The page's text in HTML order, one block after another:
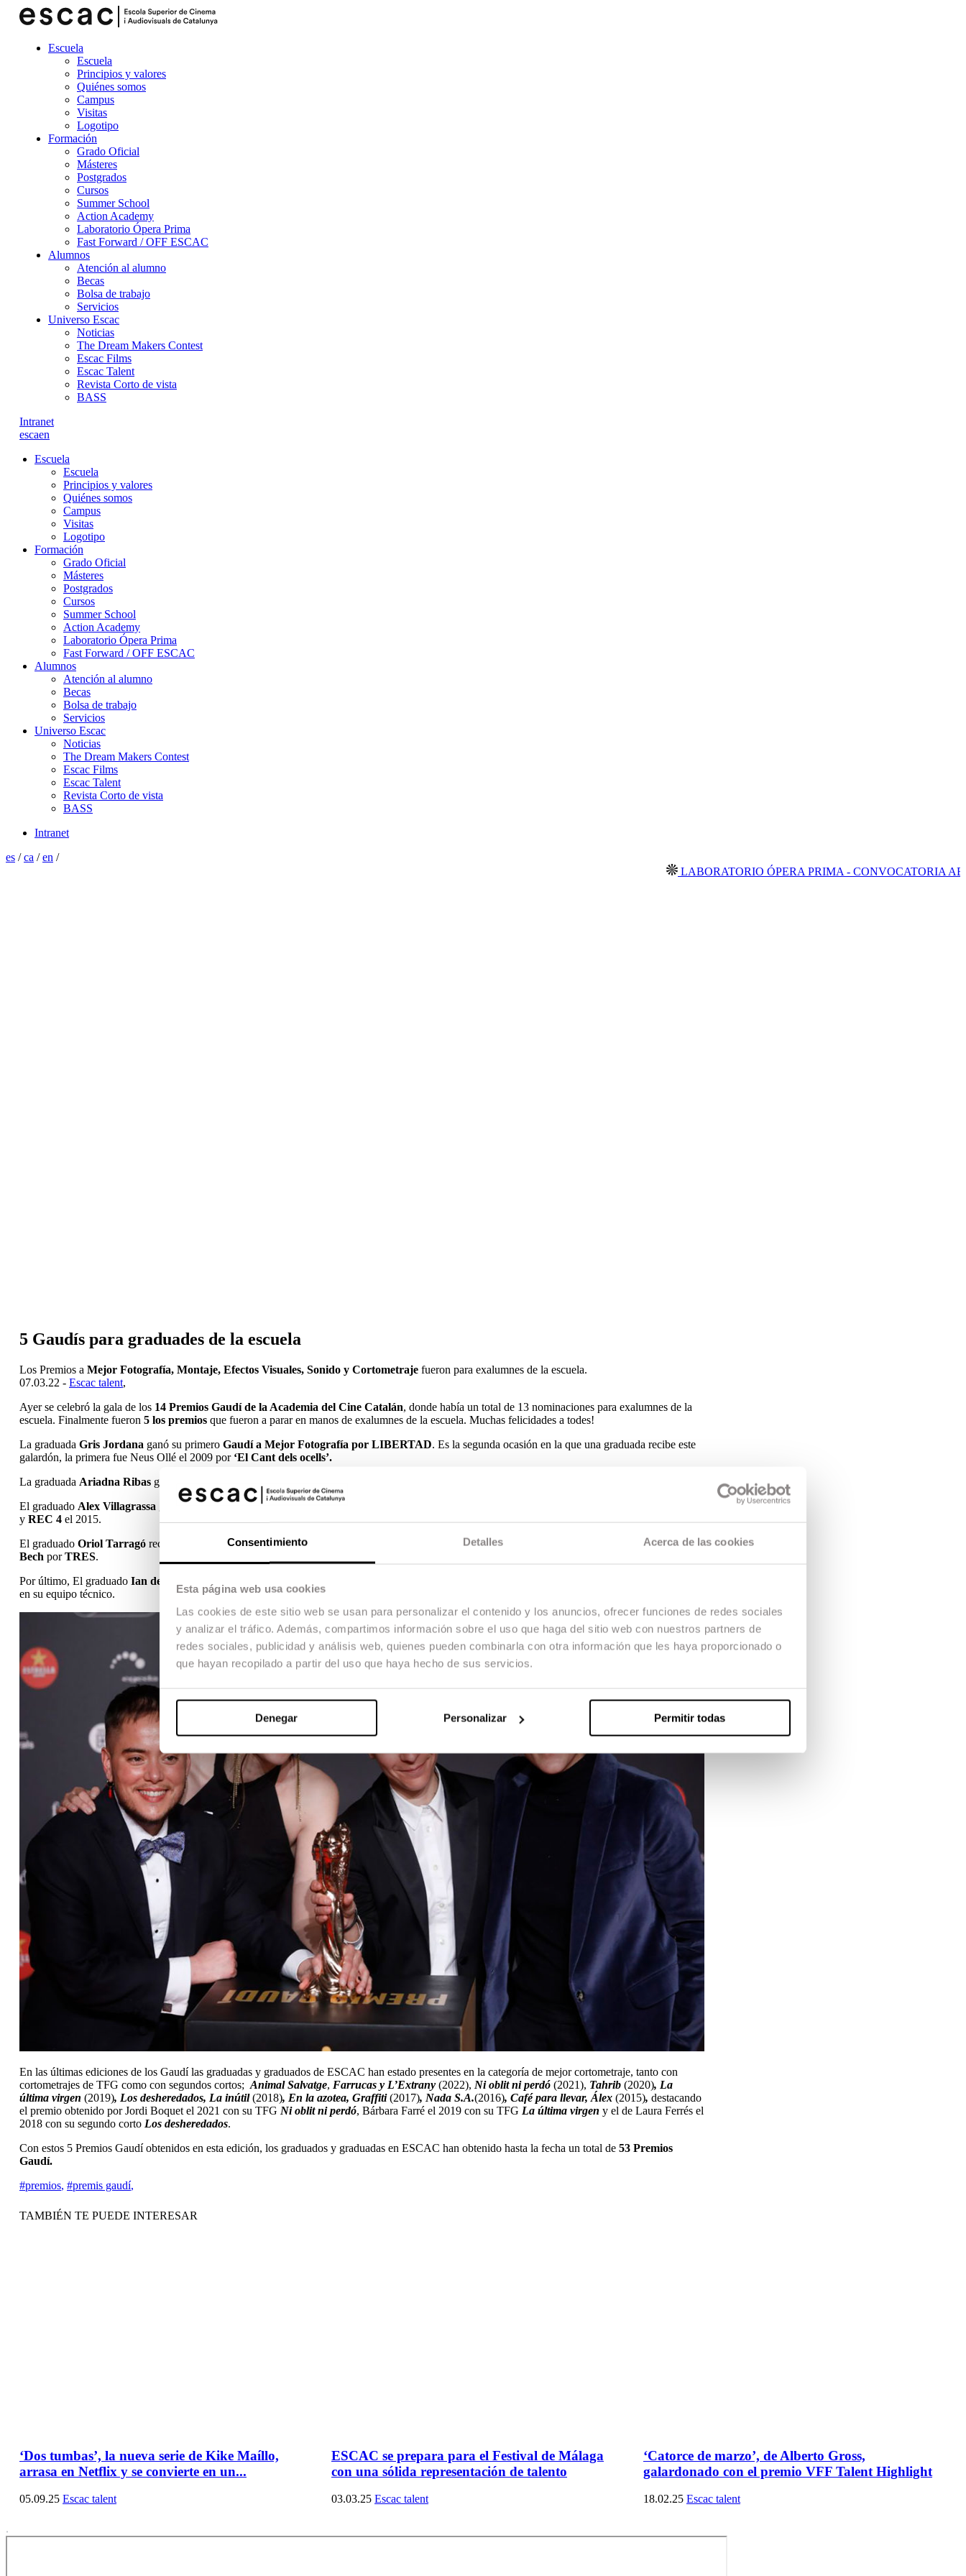
Consentimiento Detalles Acerca de las cookies
Esta página web usa cookies
Las cookies de este sitio web se usan para personalizar el contenido y los anuncios, ofrecer funciones de redes sociales
y analizar el tráfico. Además, compartimos información sobre el uso que haga del sitio web con nuestros partners de
redes sociales, publicidad y análisis web, quienes pueden combinarla con otra información que les haya proporcionado o
que hayan recopilado a partir del uso que haya hecho de sus servicios.
Denegar Personalizar Permitir todas
Escuela
Escuela
Principios y valores
Quiénes somos
Campus
Visitas
Logotipo
Formación
Grado Oficial
Másteres
Postgrados
Cursos
Summer School
Action Academy
Laboratorio Ópera Prima
Fast Forward / OFF ESCAC
Alumnos
Atención al alumno
Becas
Bolsa de trabajo
Servicios
Universo Escac
Noticias
The Dream Makers Contest
Escac Films
Escac Talent
Revista Corto de vista
BASS
Intranet
escaen
Escuela
Escuela
Principios y valores
Quiénes somos
Campus
Visitas
Logotipo
Formación
Grado Oficial
Másteres
Postgrados
Cursos
Summer School
Action Academy
Laboratorio Ópera Prima
Fast Forward / OFF ESCAC
Alumnos
Atención al alumno
Becas
Bolsa de trabajo
Servicios
Universo Escac
Noticias
The Dream Makers Contest
Escac Films
Escac Talent
Revista Corto de vista
BASS
Intranet
es /ca /en /
LABORATORIO ÓPERA PRIMA - CONVOCATORIA ABIERTA
5 Gaudís para graduades de la escuela
Los Premios a Mejor Fotografía, Montaje, Efectos Visuales, Sonido y Cortometraje fueron para exalumnes de la escuela.
07.03.22 - Escac talent,
Ayer se celebró la gala de los 14 Premios Gaudí de la Academia del Cine Catalán, donde había un total de 13 nominaciones para exalumnes de la
escuela. Finalmente fueron 5 los premios que fueron a parar en manos de exalumnes de la escuela. Muchas felicidades a todes!
La graduada Gris Jordana ganó su primero Gaudí a Mejor Fotografía por LIBERTAD. Es la segunda ocasión en la que una graduada recibe este
galardón, la primera fue Neus Ollé el 2009 por‘El Cant dels ocells’.
La graduada Ariadna Ribas ganó, junto con Neus Ballús, el
El graduado Alex Villagrassa ganó el Gaudí a Mejores Efectos Visuales
y REC 4 el 2015.
El graduado Oriol Tarragó recogió su octavo PremioGaudí al Mejor Sonido . En esta ocasión compartido con el también graduado
Marc
Bech porTRES.
Por último, El graduado Ian de la Rosa
en su equipo técnico.
En las últimas ediciones de los Gaudí las graduadas y graduados de ESCAC han estado presentes en la categoría de mejor cortometraje, tanto con
cortometrajes de TFG como con segundos cortos; Animal Salvatge, Farrucas y L’Extrany (2022), Ni oblit ni perdó (2021), Tahrib (2020), La
última virgen (2019), Los desheredados, La inútil(2018), En la azotea, Graffiti(2017), Nada S.A.(2016), Café para llevar, Álex (2015), destacando
el premio obtenido por Jordi Boquet el 2021 con su TFG Ni oblit ni perdó, Bárbara Farré el 2019 con su TFG La última virgen y el de Laura Ferrés el
2018 con su segundo corto Los desheredados.
Con estos 5 Premios Gaudí obtenidos en esta edición, los graduados y graduadas en ESCAC han obtenido hasta la fecha un total de 53 Premios
Gaudí.
#premios, #premis gaudí,
TAMBIÉN TE PUEDE INTERESAR
‘Dos tumbas’, la nueva serie de Kike Maíllo,
arrasa en Netflix y se convierte en un...
05.09.25 Escac talent
ESCAC se prepara para el Festival de Málaga
con una sólida representación de talento
03.03.25 Escac talent
‘Catorce de marzo’, de Alberto Gross,
galardonado con el premio VFF Talent Highlight
18.02.25 Escac talent